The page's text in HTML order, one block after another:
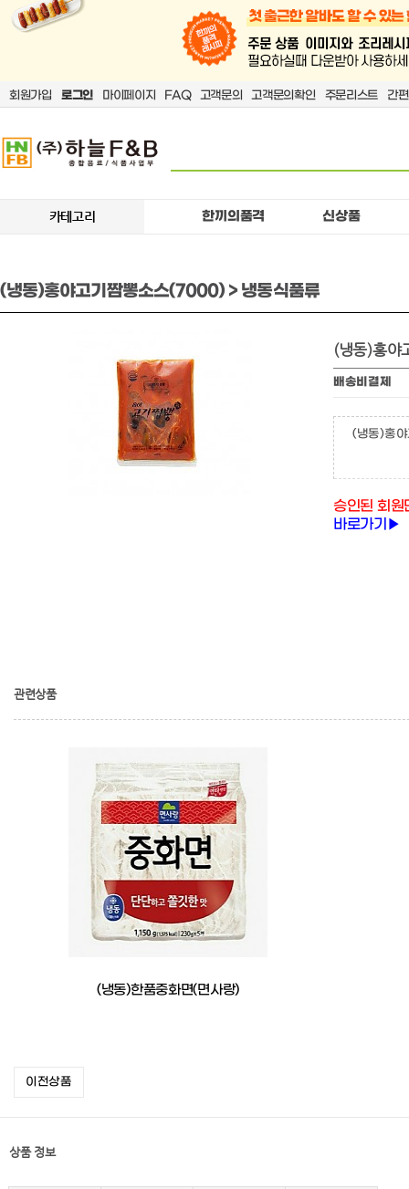
회원가입 로그인 마이페이지 FAQ 고객문의 고객문의확인 주문리스트 간
카테고리 한끼의품격 신상품
(냉동)홍야고기짬뽕소스(7000) > 냉동식품류
(냉동)홍
배송비결제
(냉동)홍
승인된 회원
바로가기▶
관련상품
(냉동)한품중화면(면사랑)
이전상품
상품 정보